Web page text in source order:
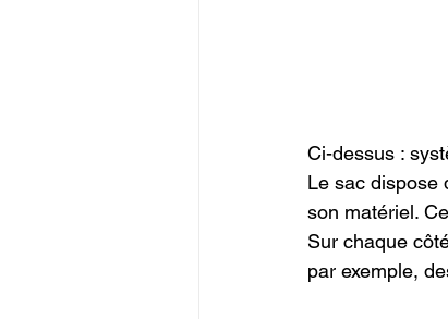
Ci-dessus :
Le sac dispose
son matériel.
Sur chaque
par exemple,